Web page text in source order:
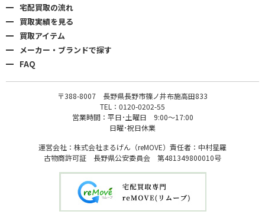
宅配買取の流れ
買取実績を見る
買取アイテム
メーカー・ブランドで探す
FAQ
〒388-8007 長野県長野市篠ノ井布施高田833
TEL：0120-0202-55
営業時間：平日･土曜日 9:00〜17:00
日曜･祝日休業
運営会社：株式会社まるげん（reMOVE）責任者：中村星羅
古物商許可証 長野県公安委員会 第481349800010号